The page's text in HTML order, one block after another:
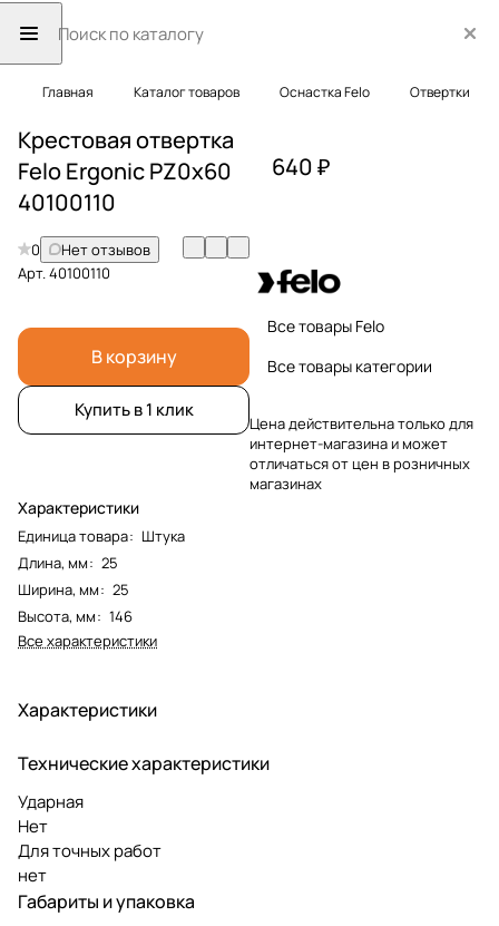
Главная Каталог товаров Оснастка Felo Отвертки
Крестовая отвертка
Felo Ergonic PZ0x60
40100110
0
Нет отзывов
Арт.40100110
В корзину
Купить в 1 клик
Характеристики
Единица товара: Штука
Длина, мм: 25
Ширина, мм: 25
Высота, мм: 146
Все характеристики
640 ₽
Все товары Felo
Все товары категории
Цена действительна только для
интернет-магазина и может
отличаться от цен в розничных
магазинах
Характеристики
Технические характеристики
Ударная
Нет
Для точных работ
нет
Габариты и упаковка